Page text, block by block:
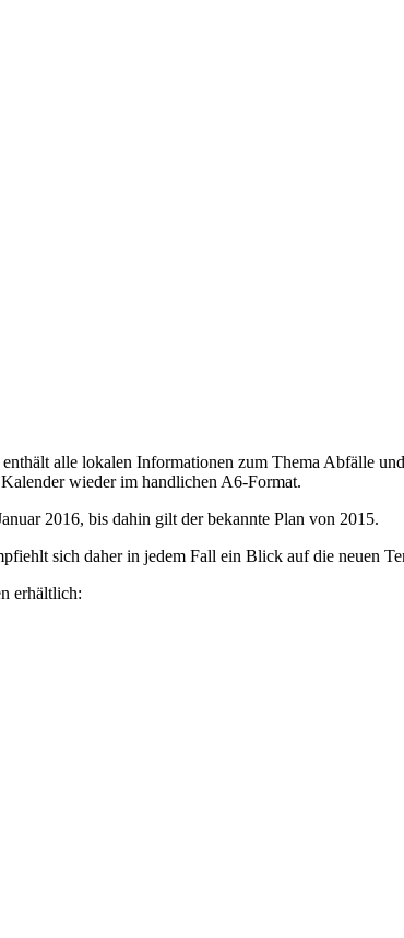
alle lokalen Informationen zum Thema Abfälle
wieder im handlichen A6-Format.
2016, bis dahin gilt der bekannte Plan von 2015.
sich daher in jedem Fall ein Blick auf die neuen
erhältlich: